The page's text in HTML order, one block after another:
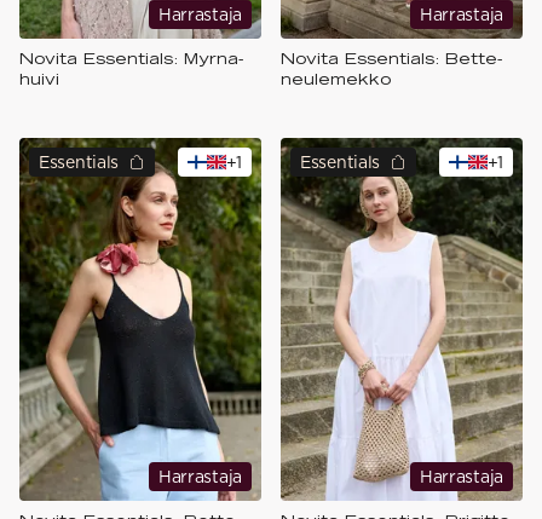
Harrastaja
Novita Essentials: Myrna-
huivi
Harrastaja
Novita Essentials: Bette-
neulemekko
+1
Harrastaja
Essentials +1
Harrastaja
Essentials